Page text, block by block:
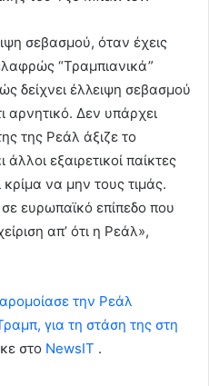
σεβασμού, όταν έχεις
“Τραμπιανικά”
δείχνει έλλειψη σεβασμού
αρνητικό. Δεν υπάρχει
της Ρεάλ άξιζε το
εξαιρετικοί παίκτες
κρίμα να μην τους τιμάς.
ευρωπαϊκό επίπεδο που
απ’ ότι η Ρεάλ»,
την Ρεάλ
για τη στάση της στη
στο NewsIT .